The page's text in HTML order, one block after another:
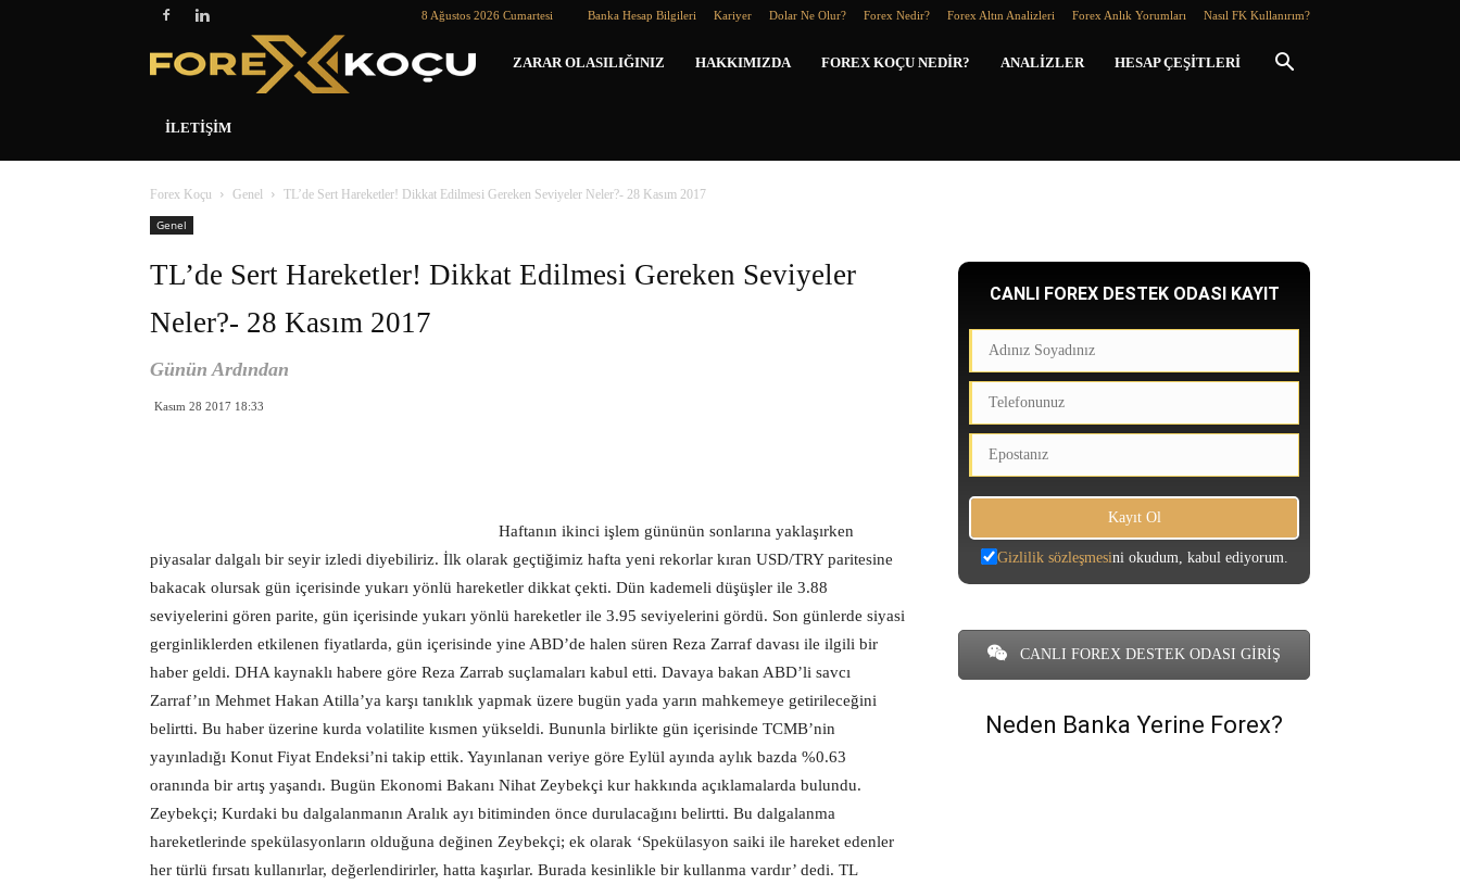
8 Ağustos 2026 Cumartesi Banka Hesap Bilgileri Kariyer Dolar Ne Olur? Forex Nedir? Forex Altın Analizleri Forex Anlık Yorumları Nasıl FK Kullanırım?
Forex
ZARAR OLASILIĞINIZ HAKKIMIZDA FOREX KOÇU NEDIR? ANALIZLER HESAP ÇEŞITLERI
İLETIŞIM
Forex Koçu Genel
TL’de Sert Hareketler! Dikkat Edilmesi Gereken Seviyeler Neler?- 28 Kasım 2017
Genel
TL’de Sert Hareketler! Dikkat Edilmesi Gereken Seviyeler
Neler?- 28 Kasım 2017
Günün Ardından
Kasım 28 2017 18:33
Haftanın ikinci işlem gününün sonlarına yaklaşırken
piyasalar dalgalı bir seyir izledi diyebiliriz. İlk olarak geçtiğimiz hafta yeni rekorlar kıran USD/TRY paritesine
bakacak olursak gün içerisinde yukarı yönlü hareketler dikkat çekti. Dün kademeli düşüşler ile 3.88
seviyelerini gören parite, gün içerisinde yukarı yönlü hareketler ile 3.95 seviyelerini gördü. Son günlerde siyasi
gerginliklerden etkilenen fiyatlarda, gün içerisinde yine ABD’de halen süren Reza Zarraf davası ile ilgili bir
haber geldi. DHA kaynaklı habere göre Reza Zarrab suçlamaları kabul etti. Davaya bakan ABD’li savcı
Zarraf’ın Mehmet Hakan Atilla’ya karşı tanıklık yapmak üzere bugün yada yarın mahkemeye getirileceğini
belirtti. Bu haber üzerine kurda volatilite kısmen yükseldi. Bununla birlikte gün içerisinde TCMB’nin
yayınladığı Konut Fiyat Endeksi’ni takip ettik. Yayınlanan veriye göre Eylül ayında aylık bazda %0.63
oranında bir artış yaşandı. Bugün Ekonomi Bakanı Nihat Zeybekçi kur hakkında açıklamalarda bulundu.
Zeybekçi; Kurdaki bu dalgalanmanın Aralık ayı bitiminden önce durulacağını belirtti. Bu dalgalanma
hareketlerinde spekülasyonların olduğuna değinen Zeybekçi; ek olarak ‘Spekülasyon saiki ile hareket edenler
her türlü fırsatı kullanırlar, değerlendirirler, hatta kaşırlar. Burada kesinlikle bir kullanma vardır’ dedi. TL
CANLI FOREX DESTEK ODASI KAYIT
Gizlilik sözleşmesini okudum, kabul ediyorum.
CANLI FOREX DESTEK ODASI GİRİŞ
Neden Banka Yerine Forex?